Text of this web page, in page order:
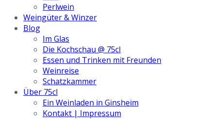
Perlwein
Weingüter & Winzer
Blog
Im Glas
Die Kochschau @ 75cl
Essen und Trinken mit Freunden
Weinreise
Schatzkammer
Über 75cl
Ein Weinladen in Ginsheim
Kontakt | Impressum